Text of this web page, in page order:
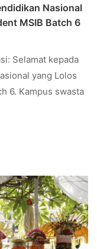
Nasional
MSIB Batch 6
Selamat kepada
yang Lolos
6. Kampus swasta